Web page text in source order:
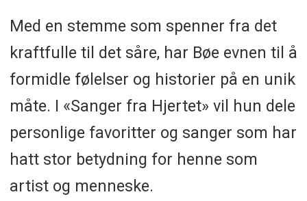
Med en stemme som spenner fra det
kraftfulle til det såre, har Bøe evnen til å
formidle følelser og historier på en unik
måte. I «Sanger fra Hjertet» vil hun dele
personlige favoritter og sanger som har
hatt stor betydning for henne som
artist og menneske.